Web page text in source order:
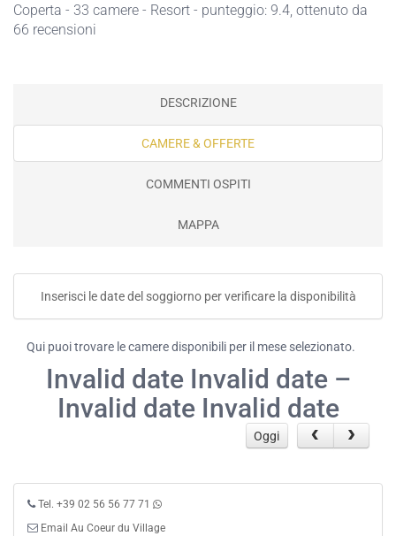
Coperta - 33 camere - Resort - punteggio: 9.4, ottenuto da
66 recensioni
DESCRIZIONE
CAMERE & OFFERTE
COMMENTI OSPITI
MAPPA
Inserisci le date del soggiorno per verificare la disponibilità
Qui puoi trovare le camere disponibili per il mese selezionato.
Invalid date Invalid date –
Invalid date Invalid date
Oggi
Tel. +39 02 56 56 77 71
Email Au Coeur du Village